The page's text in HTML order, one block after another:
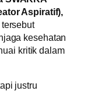
Aspiratif),
kesehatan
kritik dalam
justru